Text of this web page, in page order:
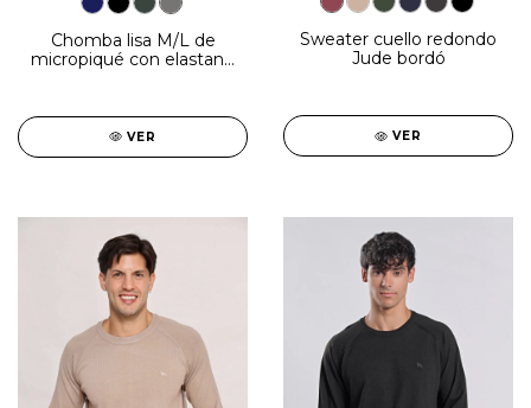
Chomba lisa M/L de
micropiqué con elastano
VER
Sweater cuello redondo
Jude bordó
VER